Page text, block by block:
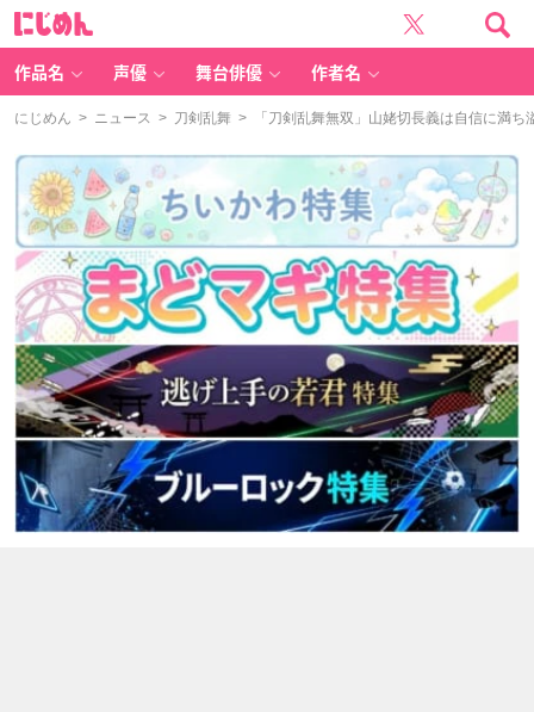
作品名 声優 舞台俳優 作者名
にじめん > ニュース > 刀剣乱舞 > 「刀剣乱舞無双」山姥切長義は自信に満ち